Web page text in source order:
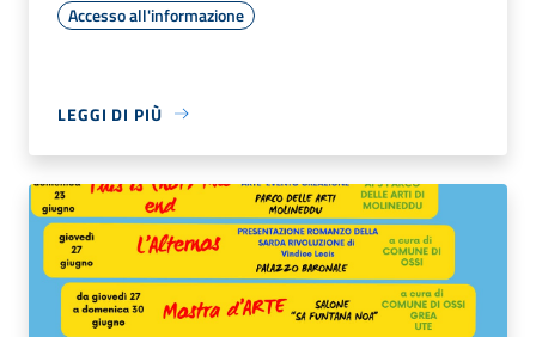
Accesso all'informazione
LEGGI DI PIÙ